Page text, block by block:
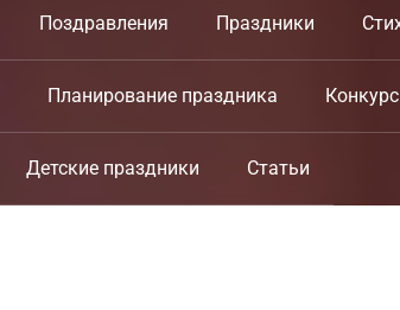
Поздравления Праздники
Планирование праздника
Детские праздники Статьи